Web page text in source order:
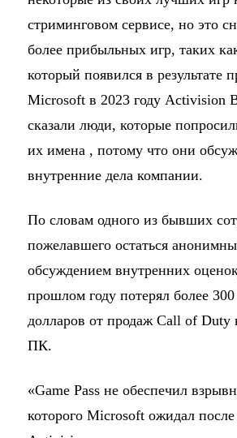
стриминговом сервисе, но это
более прибыльных игр, таких
который появился в результате
Microsoft в 2023 году Activision
сказали люди, которые
их имена , потому что они
внутренние дела компании.
По словам одного из бывших
пожелавшего остаться
обсуждением внутренних
прошлом году потерял более
долларов от продаж Call of Duty
ПК.
«Game Pass не обеспечил
которого Microsoft ожидал